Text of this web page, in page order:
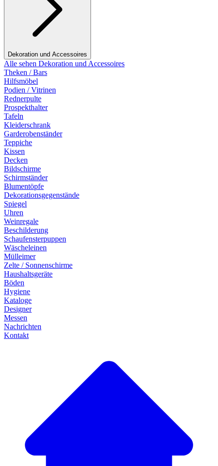
Dekoration und Accessoires
Alle sehen Dekoration und Accessoires
Theken / Bars
Hilfsmöbel
Podien / Vitrinen
Rednerpulte
Prospekthalter
Tafeln
Kleiderschrank
Garderobenständer
Teppiche
Kissen
Decken
Bildschirme
Schirmständer
Blumentöpfe
Dekorationsgegenstände
Spiegel
Uhren
Weinregale
Beschilderung
Schaufensterpuppen
Wäscheleinen
Mülleimer
Zelte / Sonnenschirme
Haushaltsgeräte
Böden
Hygiene
Kataloge
Designer
Messen
Nachrichten
Kontakt